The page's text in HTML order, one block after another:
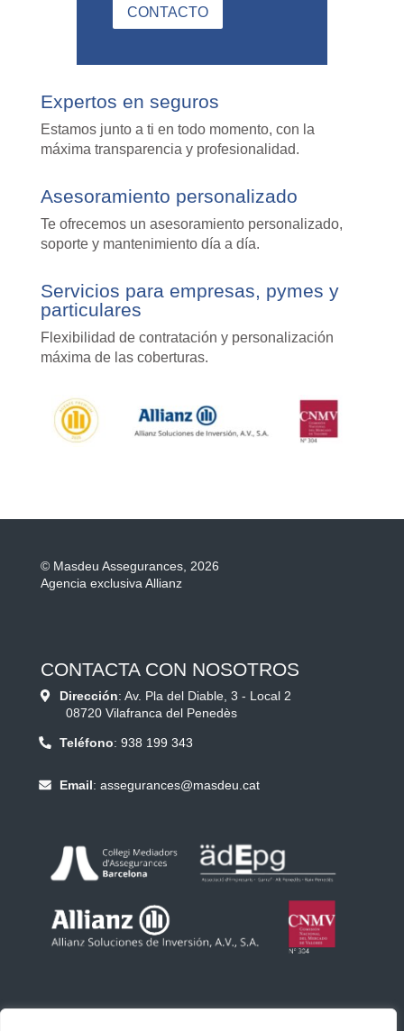
CONTACTO
Expertos en seguros
Estamos junto a ti en todo momento, con la
máxima transparencia y profesionalidad.
Asesoramiento personalizado
Te ofrecemos un asesoramiento personalizado,
soporte y mantenimiento día a día.
Servicios para empresas, pymes y
particulares
Flexibilidad de contratación y personalización
máxima de las coberturas.
©Masdeu Assegurances, 2026
Agencia exclusiva Allianz
CONTACTA CON NOSOTROS
Dirección: Av. Pla del Diable, 3 - Local 2
08720 Vilafranca del Penedès
Teléfono:938 199 343
Email:assegurances@masdeu.cat